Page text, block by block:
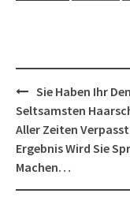
Post
navigation
Sie Haben Ihr Den
Seltsamsten
Aller Zeiten Verpasst
Ergebnis Wird Sie
Machen…